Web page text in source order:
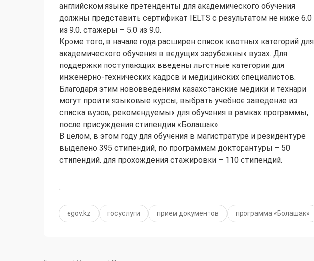
английском языке претенденты для академического обучения
должны представить сертификат IELTS с результатом не ниже 6.0
из 9.0, стажеры – 5.0 из 9.0.
Кроме того, в начале года расширен список квотных категорий для
академического обучения в ведущих зарубежных вузах. Для
поддержки поступающих введены льготные категории для
инженерно-технических кадров и медицинских специалистов.
Благодаря этим нововведениям казахстанские медики и технари
могут пройти языковые курсы, выбрать учебное заведение из
списка вузов, рекомендуемых для обучения в рамках программы,
после присуждения стипендии «Болашак».
В целом, в этом году для обучения в магистратуре и резидентуре
выделено 395 стипендий, по программам докторантуры – 50
стипендий, для прохождения стажировки – 110 стипендий.
egov.kz госуслуги прием документов программa «Болашак»